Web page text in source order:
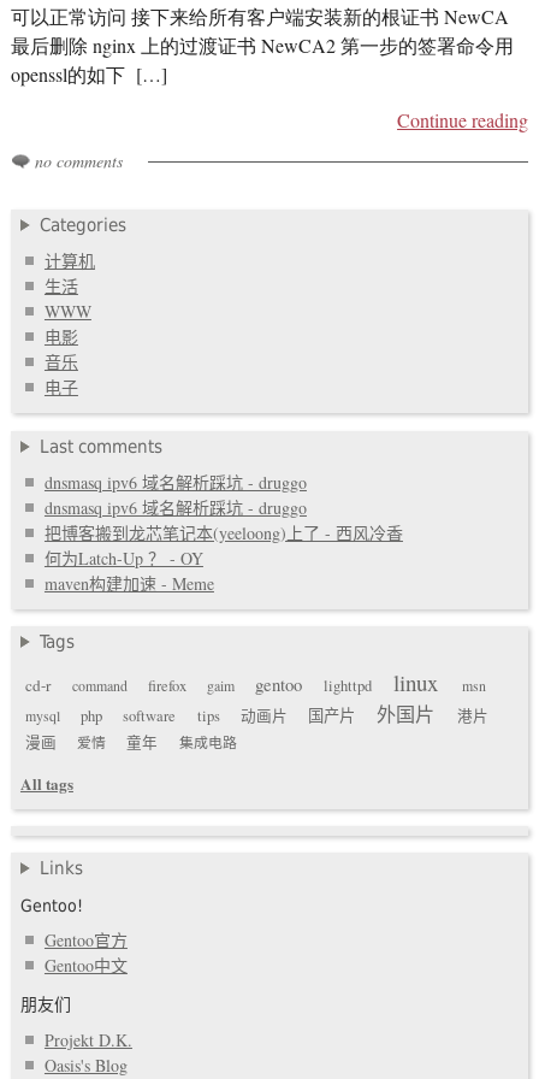
可以正常访问 接下来给所有客户端安装新的根证书 NewCA
最后删除 nginx 上的过渡证书 NewCA2 第一步的签署命令用
openssl的如下 […]
Continue reading
no comments
Categories
计算机
生活
WWW
电影
音乐
电子
Last comments
dnsmasq ipv6 域名解析踩坑 - druggo
dnsmasq ipv6 域名解析踩坑 - druggo
把博客搬到龙芯笔记本(yeeloong)上了 - 西风冷香
何为Latch-Up ？ - OY
maven构建加速 - Meme
Tags
cd-r
command firefox gaim gentoo lighttpd linux
msn
mysql
php software tips 动画片 国产片 外国片
港片
漫画
爱情 童年 集成电路
All tags
Links
Gentoo!
Gentoo官方
Gentoo中文
朋友们
Projekt D.K.
Oasis's Blog